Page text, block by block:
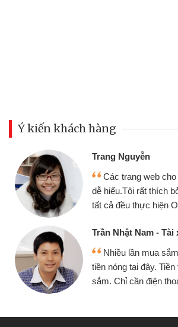
Ý kiến khách hàng
sử dụng thân thiện,
giải ngân nhanh chóng
lãi suất rất tốt
tiền mặt mình đều vay
là mình lại tiếp tục mua
là dùng được